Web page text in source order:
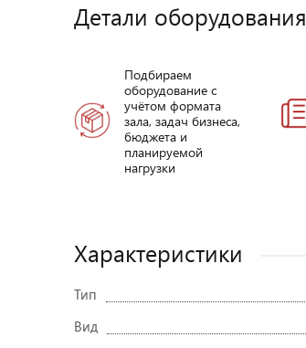
Детали оборудования
Подбираем
оборудование с
учётом формата
зала, задач бизнеса,
бюджета и
планируемой
нагрузки
Характеристики
Тип
Вид